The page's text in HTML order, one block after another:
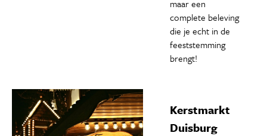
maar een
complete beleving
die je echt in de
feeststemming
brengt!
Kerstmarkt
Duisburg